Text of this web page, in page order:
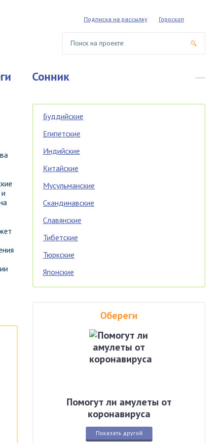
Подписка на рассылку Гороскоп
Сонник
Буддийские
Египетские
Индийские
Китайские
Мусульманские
Скандинавские
Славянские
Тибетские
Тюркские
Японские
Обереги
Помогут ли амулеты от
коронавируса
Показать другой